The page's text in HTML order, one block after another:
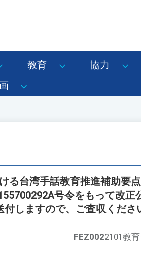
教育 協力
る台湾手話教育推進補助要
号令をもって改正
しますので、ご査収くださ
FEZ0022101教